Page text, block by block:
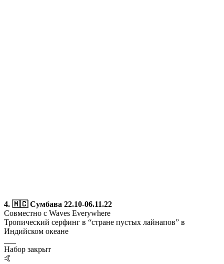
4. 🇲🇨 Сумбава 22.10-06.11.22
Совместно с Waves Everywhere
Тропический серфинг в “стране пустых лайнапов” в
Индийском океане
Набор закрыт
🤙